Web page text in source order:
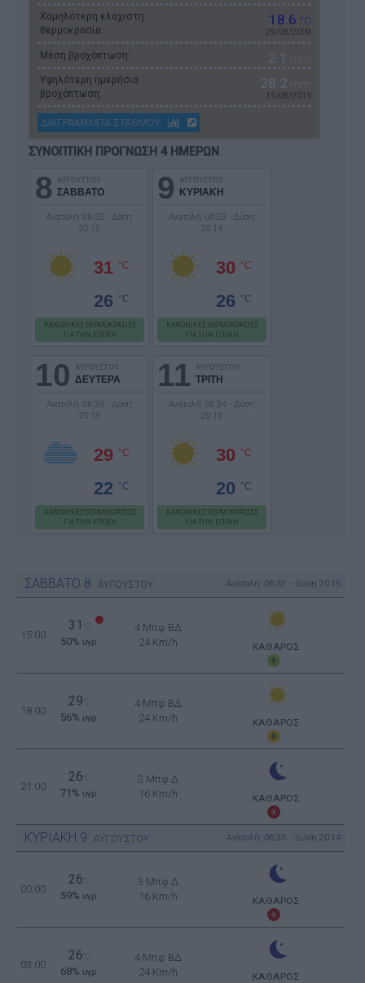
Χαμηλότερη ελάχιστη
θερμοκρασία:
18.6 °C
29/08/2009
Μέση βροχόπτωση: 2.1 mm
Υψηλότερη ημερήσια
βροχόπτωση:
28.2 mm
15/08/2015
ΔΙΑΓΡΑΜΜΑΤΑ ΣΤΑΘΜΟΥ
ΣΥΝΟΠΤΙΚΗ ΠΡΟΓΝΩΣΗ 4 ΗΜΕΡΩΝ
8 ΑΥΓΟΥΣΤΟΥ
ΣΑΒΒΑΤΟ
Ανατολή: 06:32 - Δύση:
20:15
31 °C
26 °C
ΚΑΝΟΝΙΚΕΣ ΘΕΡΜΟΚΡΑΣΙΕΣ
ΓΙΑ ΤΗΝ ΕΠΟΧΗ
9 ΑΥΓΟΥΣΤΟΥ
ΚΥΡΙΑΚΗ
Ανατολή: 06:33 - Δύση:
20:14
30 °C
26 °C
ΚΑΝΟΝΙΚΕΣ ΘΕΡΜΟΚΡΑΣΙΕΣ
ΓΙΑ ΤΗΝ ΕΠΟΧΗ
10 ΑΥΓΟΥΣΤΟΥ
ΔΕΥΤΕΡΑ
Ανατολή: 06:33 - Δύση:
20:13
29 °C
22 °C
ΚΑΝΟΝΙΚΕΣ ΘΕΡΜΟΚΡΑΣΙΕΣ
ΓΙΑ ΤΗΝ ΕΠΟΧΗ
11 ΑΥΓΟΥΣΤΟΥ
ΤΡΙΤΗ
Ανατολή: 06:34 - Δύση:
20:12
30 °C
20 °C
ΚΑΝΟΝΙΚΕΣ ΘΕΡΜΟΚΡΑΣΙΕΣ
ΓΙΑ ΤΗΝ ΕΠΟΧΗ
ΣΑΒΒΑΤΟ 8 ΑΥΓΟΥΣΤΟΥ Ανατολή: 06:32 - Δύση 20:15
15:00
31
50% υγρ.
4 Μπφ ΒΔ
24 Km/h
ΚΑΘΑΡΟΣ
18:00
29
56% υγρ.
4 Μπφ ΒΔ
24 Km/h
ΚΑΘΑΡΟΣ
21:00
26
71% υγρ.
3 Μπφ Δ
16 Km/h
ΚΑΘΑΡΟΣ
ΚΥΡΙΑΚΗ 9 ΑΥΓΟΥΣΤΟΥ Ανατολή: 06:33 - Δύση 20:14
00:00
26
59% υγρ.
3 Μπφ Δ
16 Km/h
ΚΑΘΑΡΟΣ
03:00
26
68% υγρ.
4 Μπφ ΒΔ
24 Km/h
ΚΑΘΑΡΟΣ